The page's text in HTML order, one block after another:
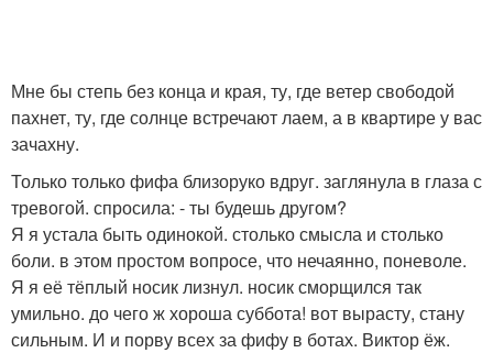
Мне бы степь без конца и края, ту, где ветер свободой
пахнет, ту, где солнце встречают лаем, а в квартире у вас
зачахну.
Только только фифа близоруко вдруг. заглянула в глаза с
тревогой. спросила: - ты будешь другом?
Я я устала быть одинокой. столько смысла и столько
боли. в этом простом вопросе, что нечаянно, поневоле.
Я я её тёплый носик лизнул. носик сморщился так
умильно. до чего ж хороша суббота! вот вырасту, стану
сильным. И и порву всех за фифу в ботах. Виктор ёж.